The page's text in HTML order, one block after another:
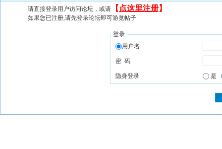
请直接登录用户访问论坛，或请 【 点这里注册】
如果您已注册,请先登录论坛即可游览帖子
登录
用户名
密 码
隐身登录 是